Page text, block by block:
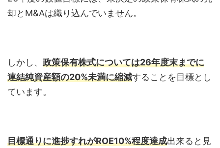
却とM&Aは織り込んでいません。
しかし、 政策保有株式については26年度末までに
連結純資産額の20%未満に縮減することを目標とし
ています。
目標通りに進捗すれがROE10%程度達成出来ると見